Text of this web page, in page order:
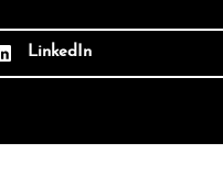
LinkedIn